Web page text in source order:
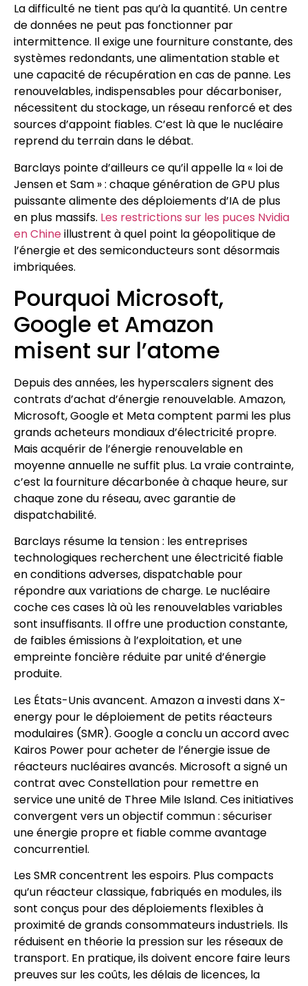
La difficulté ne tient pas qu’à la quantité. Un centre
de données ne peut pas fonctionner par
intermittence. Il exige une fourniture constante, des
systèmes redondants, une alimentation stable et
une capacité de récupération en cas de panne. Les
renouvelables, indispensables pour décarboniser,
nécessitent du stockage, un réseau renforcé et des
sources d’appoint fiables. C’est là que le nucléaire
reprend du terrain dans le débat.
Barclays pointe d’ailleurs ce qu’il appelle la « loi de
Jensen et Sam » : chaque génération de GPU plus
puissante alimente des déploiements d’IA de plus
en plus massifs. Les restrictions sur les puces Nvidia
en Chineillustrent à quel point la géopolitique de
l’énergie et des semiconducteurs sont désormais
imbriquées.
Pourquoi Microsoft,
Google et Amazon
misent sur l’atome
Depuis des années, les hyperscalers signent des
contrats d’achat d’énergie renouvelable. Amazon,
Microsoft, Google et Meta comptent parmi les plus
grands acheteurs mondiaux d’électricité propre.
Mais acquérir de l’énergie renouvelable en
moyenne annuelle ne suffit plus. La vraie contrainte,
c’est la fourniture décarbonée à chaque heure, sur
chaque zone du réseau, avec garantie de
dispatchabilité.
Barclays résume la tension : les entreprises
technologiques recherchent une électricité fiable
en conditions adverses, dispatchable pour
répondre aux variations de charge. Le nucléaire
coche ces cases là où les renouvelables variables
sont insuffisants. Il offre une production constante,
de faibles émissions à l’exploitation, et une
empreinte foncière réduite par unité d’énergie
produite.
Les États-Unis avancent. Amazon a investi dans X-
energy pour le déploiement de petits réacteurs
modulaires (SMR). Google a conclu un accord avec
Kairos Power pour acheter de l’énergie issue de
réacteurs nucléaires avancés. Microsoft a signé un
contrat avec Constellation pour remettre en
service une unité de Three Mile Island. Ces initiatives
convergent vers un objectif commun : sécuriser
une énergie propre et fiable comme avantage
concurrentiel.
Les SMR concentrent les espoirs. Plus compacts
qu’un réacteur classique, fabriqués en modules, ils
sont conçus pour des déploiements flexibles à
proximité de grands consommateurs industriels. Ils
réduisent en théorie la pression sur les réseaux de
transport. En pratique, ils doivent encore faire leurs
preuves sur les coûts, les délais de licences, la